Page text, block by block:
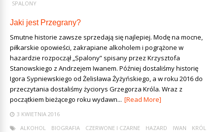
SPALONY
Jaki jest Przegrany?
Smutne historie zawsze sprzedają się najlepiej. Modę na mocne,
piłkarskie opowieści, zakrapiane alkoholem i pogrążone w
hazardzie rozpoczął „Spalony” spisany przez Krzysztofa
Stanowskiego z Andrzejem Iwanem. Później dostaliśmy historię
Igora Sypniewskiego od Żelisława Żyżyńskiego, a w roku 2016 do
przeczytania dostaliśmy życiorys Grzegorza Króla. Wraz z
początkiem bieżącego roku wydawn... [Read More]
3 KWIETNIA 2016
ALKOHOL
BIOGRAFIA CZERWONE I CZARNE HAZARD IWAN
KRÓL